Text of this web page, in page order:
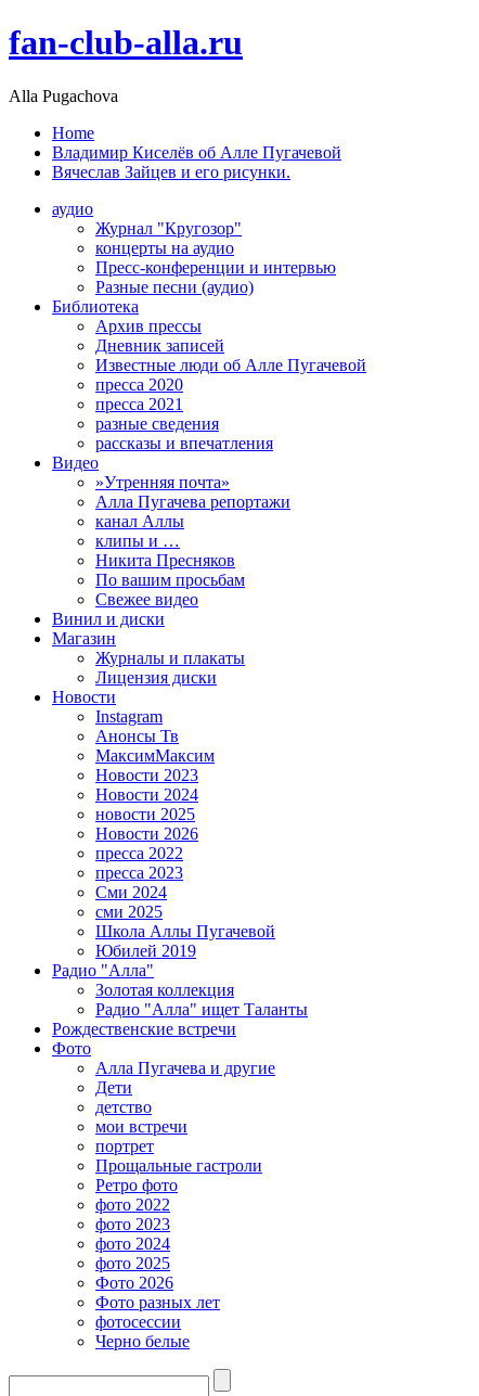
fan-club-alla.ru
Alla Pugachova
Home
Владимир Киселёв об Алле Пугачевой
Вячеслав Зайцев и его рисунки.
аудио
Журнал "Кругозор"
концерты на аудио
Пресс-конференции и интервью
Разные песни (аудио)
Библиотека
Архив прессы
Дневник записей
Известные люди об Алле Пугачевой
пресса 2020
пресса 2021
разные сведения
рассказы и впечатления
Видео
»Утренняя почта»
Алла Пугачева репортажи
канал Аллы
клипы и …
Никита Пресняков
По вашим просьбам
Свежее видео
Винил и диски
Магазин
Журналы и плакаты
Лицензия диски
Новости
Instagram
Анонсы Тв
МаксимМаксим
Новости 2023
Новости 2024
новости 2025
Новости 2026
пресса 2022
пресса 2023
Сми 2024
сми 2025
Школа Аллы Пугачевой
Юбилей 2019
Радио "Алла"
Золотая коллекция
Радио "Алла" ищет Таланты
Рождественские встречи
Фото
Алла Пугачева и другие
Дети
детство
мои встречи
портрет
Прощальные гастроли
Ретро фото
фото 2022
фото 2023
фото 2024
фото 2025
Фото 2026
Фото разных лет
фотосессии
Черно белые